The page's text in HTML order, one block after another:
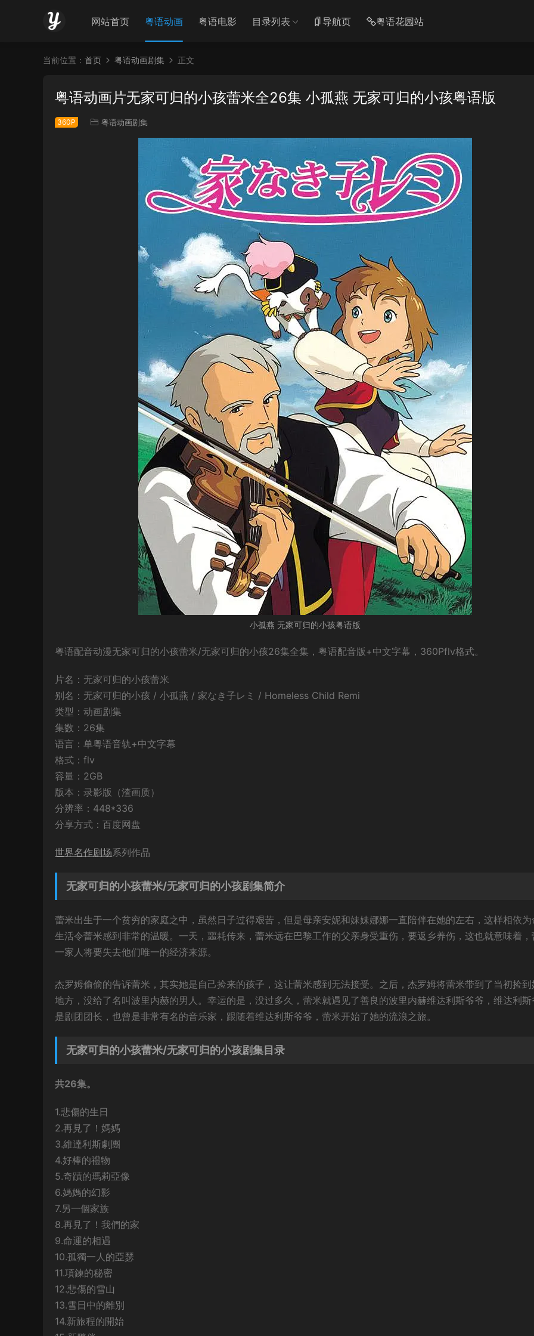
网站首页 粤语动画 粤语电影 目录列表 导航页 粤语花园站
当前位置： 首页 粤语动画剧集 正文
粤语动画片无家可归的小孩蕾米全26集 小孤燕 无家可归的小孩粤语版
360P 粤语动画剧集
小孤燕 无家可归的小孩粤语版
粤语配音动漫无家可归的小孩蕾米/无家可归的小孩26集全集，粤语配音版+中文字幕，360Pflv格式。
片名：无家可归的小孩蕾米
别名：无家可归的小孩 / 小孤燕 / 家なき子レミ / Homeless Child Remi
类型：动画剧集
集数：26集
语言：单粤语音轨+中文字幕
格式：flv
容量：2GB
版本：录影版（渣画质）
分辨率：448*336
分享方式：百度网盘
世界名作剧场系列作品
无家可归的小孩蕾米/无家可归的小孩剧集简介
蕾米出生于一个贫穷的家庭之中，虽然日子过得艰苦，但是母亲安妮和妹妹娜娜一直陪伴在她的左右，这样相依为
生活令蕾米感到非常的温暖。一天，噩耗传来，蕾米远在巴黎工作的父亲身受重伤，要返乡养伤，这也就意味着，
一家人将要失去他们唯一的经济来源。
杰罗姆偷偷的告诉蕾米，其实她是自己捡来的孩子，这让蕾米感到无法接受。之后，杰罗姆将蕾米带到了当初捡到
地方，没给了名叫波里内赫的男人。幸运的是，没过多久，蕾米就遇见了善良的波里内赫维达利斯爷爷，维达利斯
是剧团团长，也曾是非常有名的音乐家，跟随着维达利斯爷爷，蕾米开始了她的流浪之旅。
无家可归的小孩蕾米/无家可归的小孩剧集目录
共26集。
1.悲傷的生日
2.再見了！媽媽
3.維達利斯劇團
4.好棒的禮物
5.奇蹟的瑪莉亞像
6.媽媽的幻影
7.另一個家族
8.再見了！我們的家
9.命運的相遇
10.孤獨一人的亞瑟
11.項鍊的秘密
12.悲傷的雪山
13.雪日中的離別
14.新旅程的開始